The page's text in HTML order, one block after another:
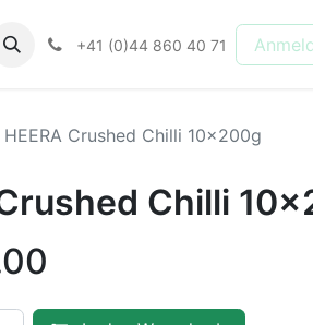
+41 (0)44 860 40 71
HEERA Crushed Chilli 10x200g
Chilli